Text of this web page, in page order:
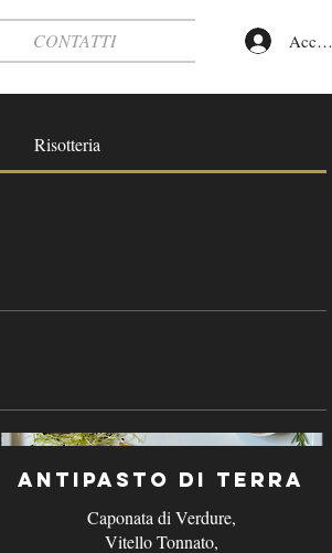
CONTATTI Accedi
Risotteria
Antipasto di Terra
Caponata di Verdure,
Vitello Tonnato,